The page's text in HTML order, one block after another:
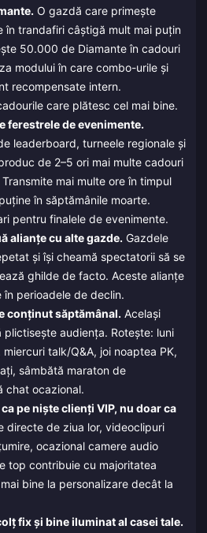
O gazdă care primește
în trandafiri câștigă mult mai puțin
50.000 de Diamante în cadouri
modului în care combo-urile și
recompensate intern.
care plătesc cel mai bine.
ferestrele de evenimente.
leaderboard, turneele regionale și
de 2–5 ori mai multe cadouri
mai multe ore în timpul
în săptămânile moarte.
pentru finalele de evenimente.
alianțe cu alte gazde. Gazdele
și își cheamă spectatorii să se
ghilde de facto. Aceste alianțe
perioadele de declin.
conținut săptămânal. Același
audiența. Rotește: luni
talk/Q&A, joi noaptea PK,
sâmbătă maraton de
chat ocazional.
pe niște clienți VIP, nu doar ca
directe de ziua lor, videoclipuri
ocazional camere audio
top contribuie cu majoritatea
bine la personalizare decât la
fix și bine iluminat al casei tale.